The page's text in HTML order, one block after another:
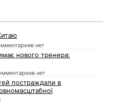
нет
нового тренера:
нет
постраждали в